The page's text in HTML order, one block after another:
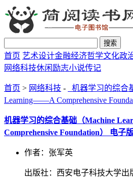
搜索
首页 艺术设计金融经济哲学文化政
网络科技休闲励志小说传记
首页 > 网络科技 -
机器学习的综合
Learning――A Comprehensive
机器学习的综合基础（Machine
Comprehensive Foundation） 电子
作者：张军英
出版社：西安电子科技大学出